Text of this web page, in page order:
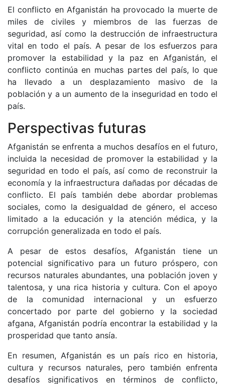
El conflicto en Afganistán ha provocado la muerte de
miles de civiles y miembros de las fuerzas de
seguridad, así como la destrucción de infraestructura
vital en todo el país. A pesar de los esfuerzos para
promover la estabilidad y la paz en Afganistán, el
conflicto continúa en muchas partes del país, lo que
ha llevado a un desplazamiento masivo de la
población y a un aumento de la inseguridad en todo el
país.
Perspectivas futuras
Afganistán se enfrenta a muchos desafíos en el futuro,
incluida la necesidad de promover la estabilidad y la
seguridad en todo el país, así como de reconstruir la
economía y la infraestructura dañadas por décadas de
conflicto. El país también debe abordar problemas
sociales, como la desigualdad de género, el acceso
limitado a la educación y la atención médica, y la
corrupción generalizada en todo el país.
A pesar de estos desafíos, Afganistán tiene un
potencial significativo para un futuro próspero, con
recursos naturales abundantes, una población joven y
talentosa, y una rica historia y cultura. Con el apoyo
de la comunidad internacional y un esfuerzo
concertado por parte del gobierno y la sociedad
afgana, Afganistán podría encontrar la estabilidad y la
prosperidad que tanto ansía.
En resumen, Afganistán es un país rico en historia,
cultura y recursos naturales, pero también enfrenta
desafíos significativos en términos de conflicto,